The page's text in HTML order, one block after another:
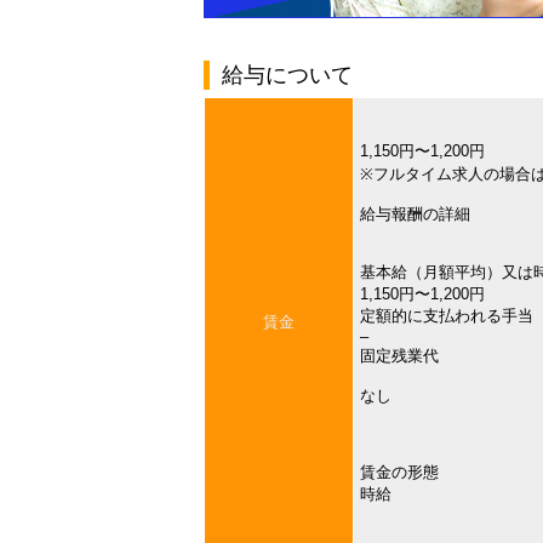
給与について
賃金
1,150円〜1,200円
※フルタイム求人の場合
給与報酬の詳細
基本給（月額平均）又は
1,150円〜1,200円
定額的に支払われる手当
–
固定残業代
なし
賃金の形態
時給